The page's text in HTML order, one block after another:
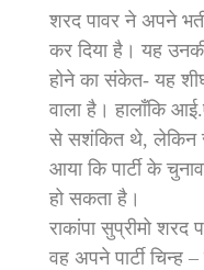
शरद पावर ने अपने
कर दिया है। यह
होने का संकेत- यह
वाला है। हालाँकि
से सशंकित थे, लेकिन
आया कि पार्टी के
हो सकता है।
राकांपा सुप्रीमो शरद
वह अपने पार्टी